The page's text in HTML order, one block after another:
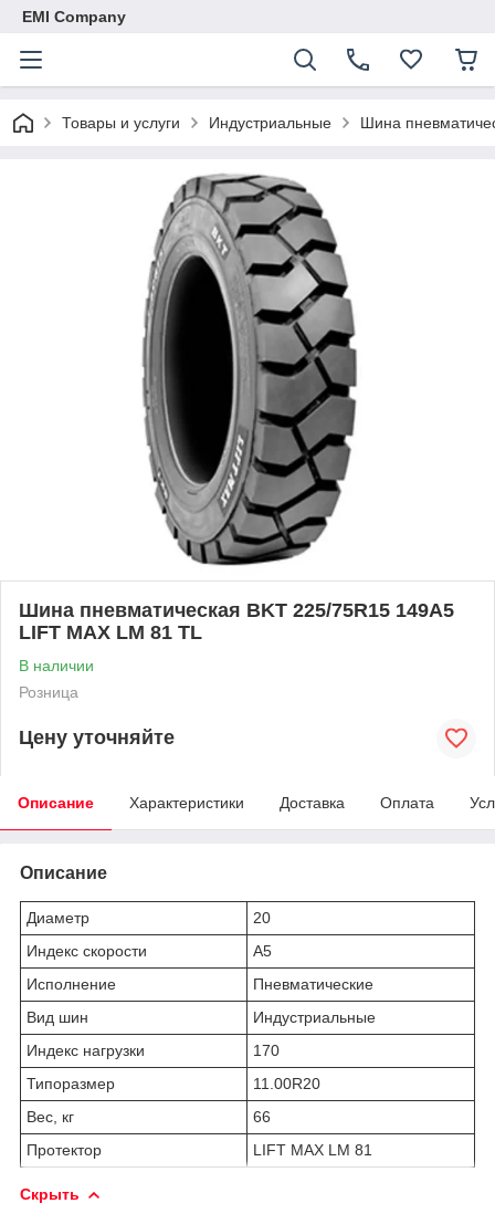
EMI Company
Товары и услуги Индустриальные Шина
Шина пневматическая BKT 225/75R15 149A5
LIFT MAX LM 81 TL
В наличии
Розница
Цену уточняйте
Описание Характеристики Доставка Оплата
Описание
Диаметр
20
Индекс скорости
A5
Исполнение
Пневматические
Вид шин
Индустриальные
Индекс нагрузки
170
Типоразмер
11.00R20
Вес, кг
66
Протектор
LIFT MAX LM 81
Скрыть